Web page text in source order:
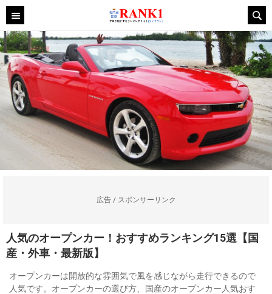
広告 / スポンサーリンク
人気のオープンカー！おすすめランキング15選【国
産・外車・最新版】
オープンカーは開放的な雰囲気で風を感じながら走行できるので
人気です。オープンカーの選び方、国産のオープンカー人気おす